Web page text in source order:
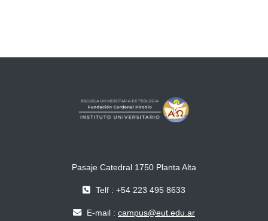
Pasaje Catedral 1750 Planta Alta
Telf : +54 223 495 8633
E-mail : campus@eut.edu.ar